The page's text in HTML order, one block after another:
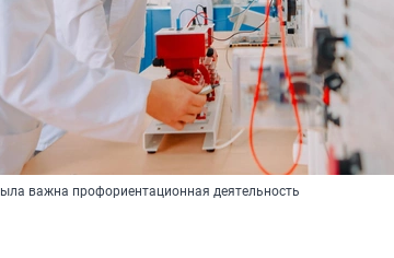
важна профориентационная деятельность